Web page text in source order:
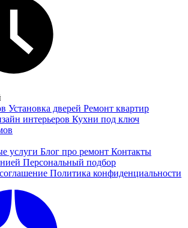
Установка дверей Ремонт квартир
интерьеров Кухни под ключ
услуги Блог про ремонт Контакты
Персональный подбор
Политика конфиденциальности